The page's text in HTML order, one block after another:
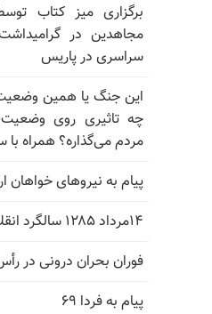
برگزاری میز کتاب
مجاهدین در
سراسری در پاریس
این جنگ یا همین
چه تاثیری روی
مردم می‌گذاره؟ همراه با
پیام به نیروهای خواهان ارتباط -
۱۴مرداد ۱۲۸۵ سالگرد انقلاب مشروطه
فوران بحران درونی در
پیام به فردا ۶۹